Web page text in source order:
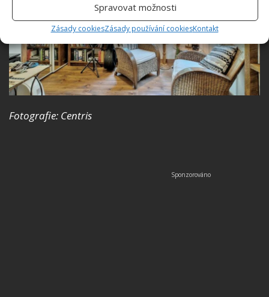
Spravovat možnosti
Zásady cookiesZásady používání cookiesKontakt
Fotografie: Centris